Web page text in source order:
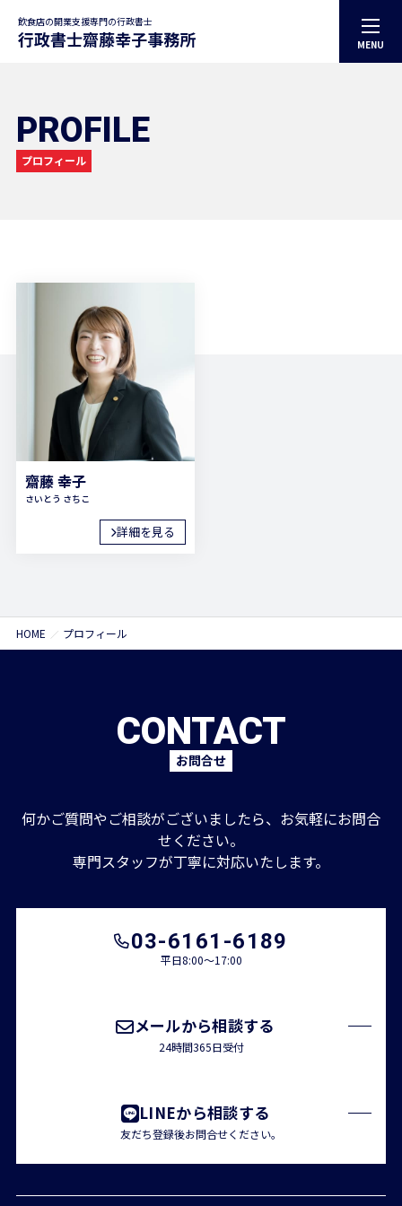
飲食店の開業支援専門の行政書士
MENU
PROFILE
プロフィール
齋藤 幸子
さいとう さちこ
詳細を見る
HOME プロフィール
CONTACT
お問合せ
何かご質問やご相談がございましたら、お気軽にお問合
せください。
専門スタッフが丁寧に対応いたします。
03-6161-6189
平日8:00～17:00
メールから相談する
24時間365日受付
LINEから相談する
友だち登録後お問合せください。
サービス案内
解決事例
お役立ち記事
CONTACT
何かご質問やご相談がございましたら、お気軽にお問合
専門スタッフが丁寧に対応いたします。
03-6161-6189
24時間365日受付